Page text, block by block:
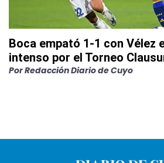
Boca empató 1-1 con Vélez
intenso por el Torneo
PorRedacción Diario de Cuyo